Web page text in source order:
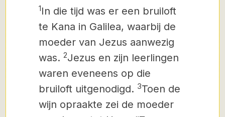
1In die tijd was er een bruiloft
te Kana in Galilea, waarbij de
moeder van Jezus aanwezig
was. 2Jezus en zijn leerlingen
waren eveneens op die
bruiloft uitgenodigd. 3Toen de
wijn opraakte zei de moeder